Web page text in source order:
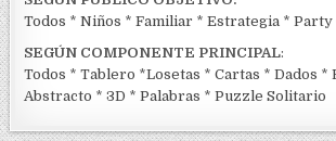
Todos *Niños *Familiar *Estrategia *Party
SEGÚN COMPONENTE PRINCIPAL:
Todos *Tablero *Losetas *Cartas *Dados *
Abstracto *3D *Palabras *Puzzle Solitario